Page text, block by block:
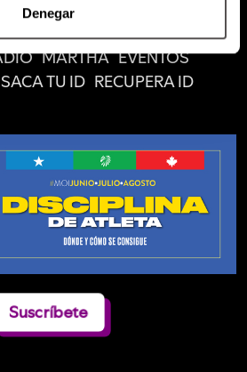
Denegar
de Privacidad
MARTHA EVENTOS
SACA TU ID RECUPERA ID
Suscríbete